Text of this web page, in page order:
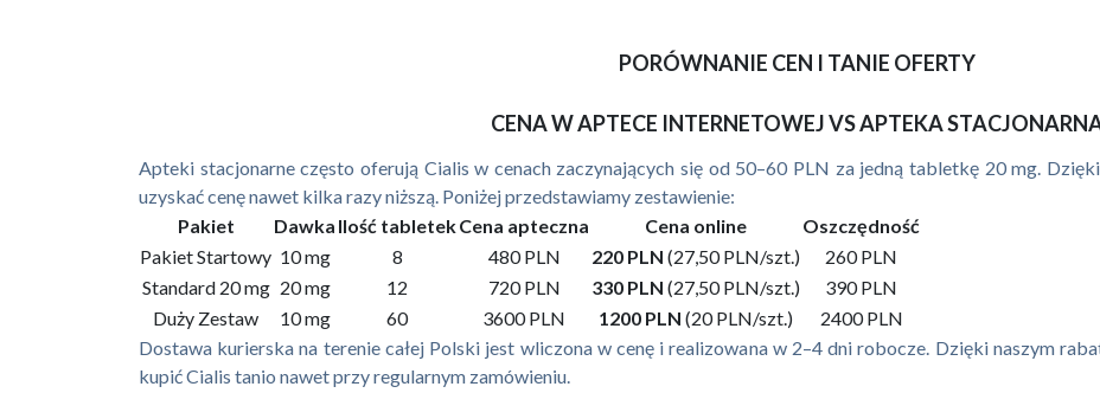
PORÓWNANIE CEN I TANIE OFERTY
CENA W APTECE INTERNETOWEJ VS APTEKA
Apteki stacjonarne często oferują Cialis w cenach zaczynających się od 50–60 PLN za jedną tabletkę 20 mg.
uzyskać cenę nawet kilka razy niższą. Poniżej przedstawiamy zestawienie:
Pakiet
Dawka Ilość tabletekCena apteczna Cena online
Oszczędność
Pakiet Startowy 10 mg 8 480 PLN 220 PLN (27,50 PLN/szt.)
260 PLN
Standard 20 mg 20 mg 12 720 PLN 330 PLN (27,50 PLN/szt.)
390 PLN
Duży Zestaw
10 mg 60 3600 PLN 1200 PLN (20 PLN/szt.)
2400 PLN
Dostawa kurierska na terenie całej Polski jest wliczona w cenę i realizowana w 2–4 dni robocze. Dzięki naszym
kupić Cialis tanio nawet przy regularnym zamówieniu.